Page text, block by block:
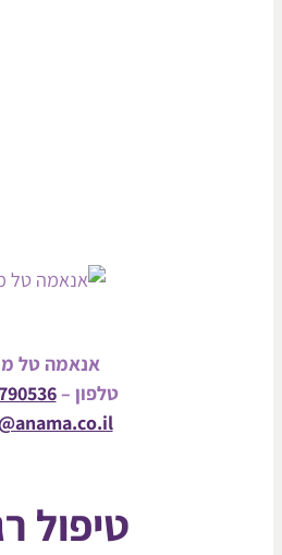
אנאמה טל מילר
טלפון –0504790536
info@anama.co.il
טיפול רגשי